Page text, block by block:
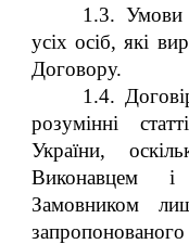
1.3. Умови
усіх осіб, які
Договору.
1.4.
розумінні
України,
Виконавцем
Замовником